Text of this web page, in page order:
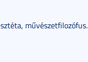
művészetfilozófus.